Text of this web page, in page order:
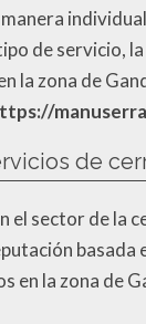
de servicio,
zona de
de
el sector de la
basada
la zona de